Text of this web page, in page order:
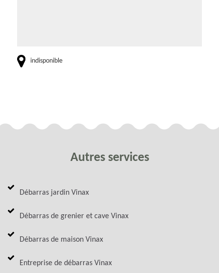
indisponible
Autres services
Débarras jardin Vinax
Débarras de grenier et cave Vinax
Débarras de maison Vinax
Entreprise de débarras Vinax